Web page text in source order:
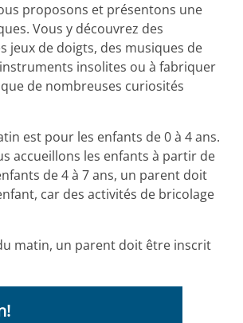
proposons et présentons une
Vous y découvrez des
jeux de doigts, des musiques de
insolites ou à fabriquer
de nombreuses curiosités
est pour les enfants de 0 à 4 ans.
accueillons les enfants à partir de
de 4 à 7 ans, un parent doit
car des activités de bricolage
matin, un parent doit être inscrit